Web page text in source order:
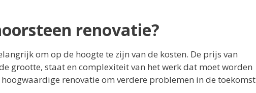
renovatie?
om op de hoogte te zijn van de kosten. De prijs van
grootte, staat en complexiteit van het werk dat moet worden
renovatie om verdere problemen in de toekomst